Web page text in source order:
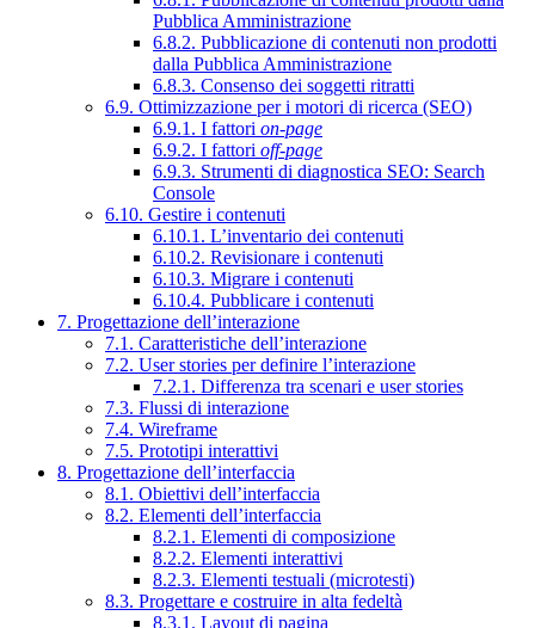
Pubblica Amministrazione
6.8.2. Pubblicazione di contenuti non prodotti
dalla Pubblica Amministrazione
6.8.3. Consenso dei soggetti ritratti
6.9. Ottimizzazione per i motori di ricerca (SEO)
6.9.1. I fattori on-page
6.9.2. I fattori off-page
6.9.3. Strumenti di diagnostica SEO: Search
Console
6.10. Gestire i contenuti
6.10.1. L’inventario dei contenuti
6.10.2. Revisionare i contenuti
6.10.3. Migrare i contenuti
6.10.4. Pubblicare i contenuti
7. Progettazione dell’interazione
7.1. Caratteristiche dell’interazione
7.2. User stories per definire l’interazione
7.2.1. Differenza tra scenari e user stories
7.3. Flussi di interazione
7.4. Wireframe
7.5. Prototipi interattivi
8. Progettazione dell’interfaccia
8.1. Obiettivi dell’interfaccia
8.2. Elementi dell’interfaccia
8.2.1. Elementi di composizione
8.2.2. Elementi interattivi
8.2.3. Elementi testuali (microtesti)
8.3. Progettare e costruire in alta fedeltà
8.3.1. Layout di pagina